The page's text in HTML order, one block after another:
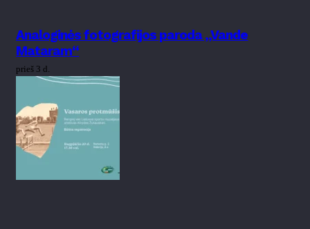
Analoginės fotografijos paroda „Vande
Mataram“
prieš 3 d.